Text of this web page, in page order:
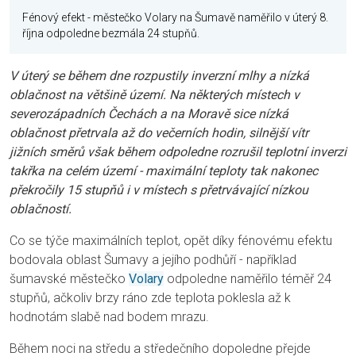
Fénový efekt - městečko Volary na Šumavě naměřilo v úterý 8.
října odpoledne bezmála 24 stupňů.
V úterý se během dne rozpustily inverzní mlhy a nízká
oblačnost na většině území. Na některých místech v
severozápadních Čechách a na Moravě sice nízká
oblačnost přetrvala až do večerních hodin, silnější vítr
jižních směrů však během odpoledne rozrušil teplotní inverzi
takřka na celém území - maximální teploty tak nakonec
překročily 15 stupňů i v místech s přetrvávající nízkou
oblačností.
Co se týče maximálních teplot, opět díky fénovému efektu
bodovala oblast Šumavy a jejího podhůří - například
šumavské městečko Volary odpoledne naměřilo téměř 24
stupňů, ačkoliv brzy ráno zde teplota poklesla až k
hodnotám slabě nad bodem mrazu.
Během noci na středu a středečního dopoledne přejde